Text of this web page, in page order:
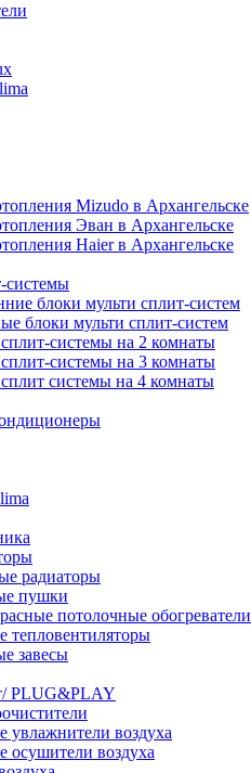
Mizudo в Архангельске
Эван в Архангельске
Haier в Архангельске
системы
блоки мульти сплит-систем
блоки мульти сплит-систем
системы на 2 комнаты
системы на 3 комнаты
системы на 4 комнаты
радиаторы
пушки
потолочные обогреватели
тепловентиляторы
завесы
PLUG&PLAY
увлажнители воздуха
осушители воздуха